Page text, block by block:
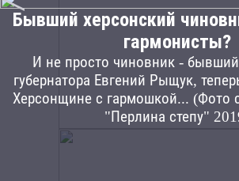
Бывший херсонский
гармонисты?
И не просто чиновник - бывший
губернатора Евгений Рыщук,
Херсонщине с гармошкой... (Фото
"Перлина степу"